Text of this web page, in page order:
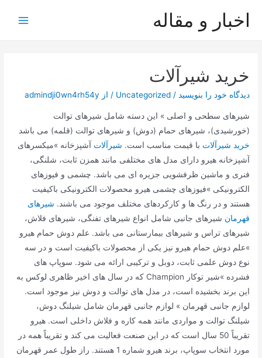
اخبار و مقاله
خرید شیرآلات
دیدگاه‌ خود را بنویسید /
Uncategorized / از admindji0wn4rh54y
شیرهای سطحی و اصلی » این دسته شامل شیرهای توالت
(خورشیدی)، شیرهای حمام (دوش) و شیرهای توالت (قلمه) می باشد
خرید شیرآلات با قیمت مناسب است. شیرآلات آشپزخانه »میکسرهای
آشپزخانه هیرو دارای مدل های مختلفی مانند همزن ثابت، شلنگی،
فنری و ماشین ظرفشویی جزیره ای می باشد. چشمی و فیوزهای
الکترونیکی »فیوزهای چشمی هیرو محصولات الکترونیکی باکیفیت
هستند و در رنگ ها و کارکردهای مختلف موجود می باشند. شیرهای
قهرمان شیرهای جانبی شامل انواع شیرهای تفنگی، شیرهای فلاش،
شیرهای تراس و شیرهای بیمارستانی می باشد. علم دوش حمام هیرو
»علم دوش حمام هیرو نیز یکی از محصولات باکیفیت است و در سه
نوع دوش علمی ثابت، دوبل و ترکیبی ارائه می شود. سوپاپ های
فشرده »شیر توکار Champion که در سال های اخیر ظاهری لوکس به
این برند بخشیده است، در مدل های توالت و دوش نیز موجود است.
لوازم جانبی قهرمان » لوازم جانبی قهرمان شامل شیلنگ دوش،
شیلنگ توالت و مواردی مانند همه کاره و فلاش داخلی است. هیرو
تقریباً 50 سال است که در این صنعت فعالیت می کند و تقریباً همه در
مورد انتخاب سوپاپ، برند هیرو شماره 1 هستند. راز طول عمر قهرمان